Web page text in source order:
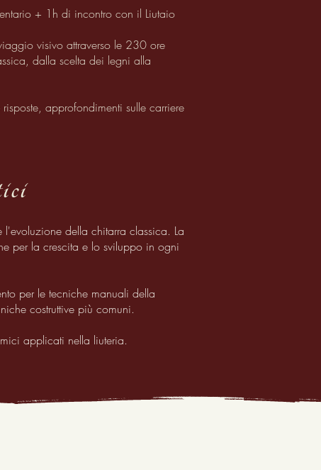
+ 1h di incontro con il Liutaio
visivo attraverso le 230 ore
dalla scelta dei legni alla
approfondimenti sulle carriere
della chitarra classica. La
per la crescita e lo sviluppo in ogni
per le tecniche manuali della
costruttive più comuni.
applicati nella liuteria.